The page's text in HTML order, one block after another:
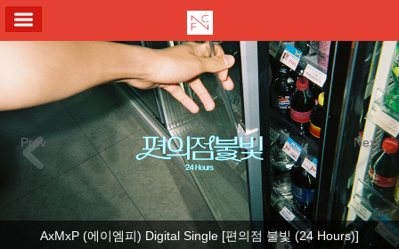
Previous Next
AxMxP (에이엠피) Digital Single [편의점 불빛 (24 Hours)]